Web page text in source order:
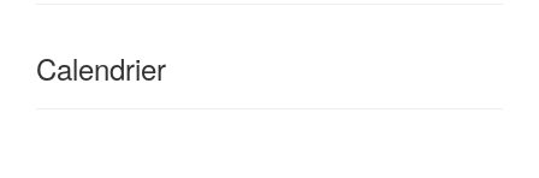
Calendrier